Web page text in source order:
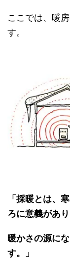
ここでは、暖
す。
「採暖とは、
ろに意義があり
暖かさの源に
す。」